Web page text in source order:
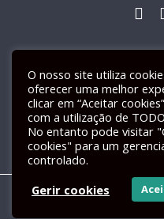
Livro de
GALILEU 2026 ©
Um site
O nosso site utiliza
oferecer uma melhor
clicar em “Aceitar
com a utilização de
No entanto pode visitar
cookies" para um
controlado.
Gerir cookies